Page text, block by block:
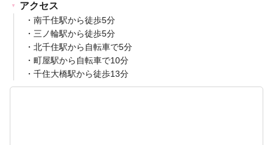
アクセス
・南千住駅から徒歩5分
・三ノ輪駅から徒歩5分
・北千住駅から自転車で5分
・町屋駅から自転車で10分
・千住大橋駅から徒歩13分